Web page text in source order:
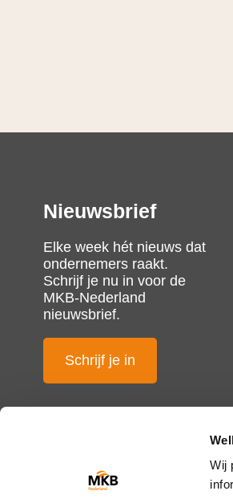
Wij
Nieuwsbrief
Elke week hét nieuws dat
ondernemers raakt.
Schrijf je nu in voor de
MKB-Nederland
nieuwsbrief.
Schrijf je in